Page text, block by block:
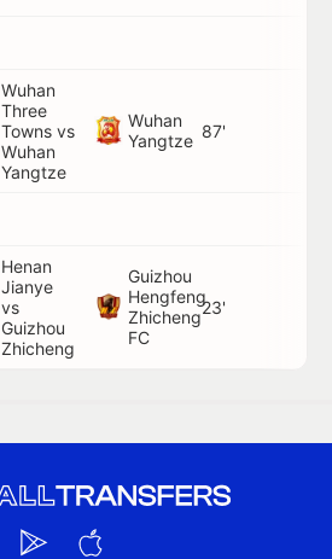
Wuhan
Three
Towns vs
Wuhan
Yangtze
Wuhan
Yangtze 87'
Henan
Jianye
vs
Guizhou
Zhicheng
Guizhou
Hengfeng
Zhicheng
FC
23'